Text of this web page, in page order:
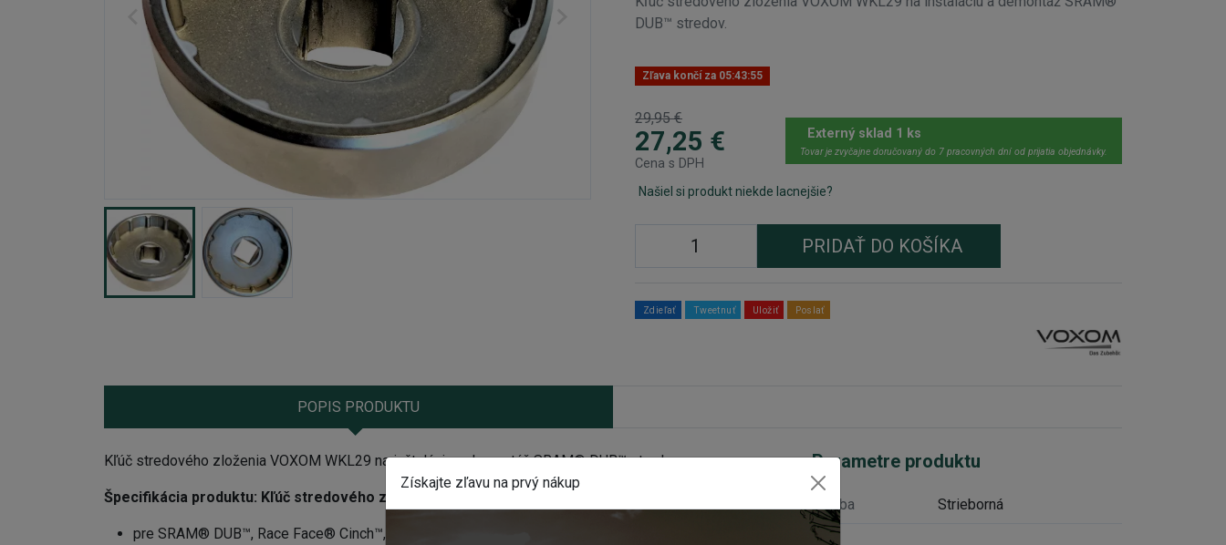
DUB™ stredov.
Zľava končí za 05:43:54
29,95 €
27,25 €
Cena s DPH
Externý sklad 1 ks
Tovar je zvyčajne doručovaný do 7 pracovných dní od prijatia objednávky.
Našiel si produkt niekde lacnejšie?
PRIDAŤ DO KOŠÍKA
Zdieľať Tweetnuť Uložiť Poslať
POPIS PRODUKTU
Kľúč stredového zloženia VOXOM WKL29 na inštaláciu a demontáž SRAM® DUB™ stredov.
Špecifikácia produktu: Kľúč stredového zloženia VOXOM WKL29
pre SRAM® DUB™, Race Face® Cinch™, Rotor® BSA30, Zipp® Vuma™, Hawk Racing™ BB3086™
Parametre produktu
Farba Strieborná
Získajte zľavu na prvý nákup